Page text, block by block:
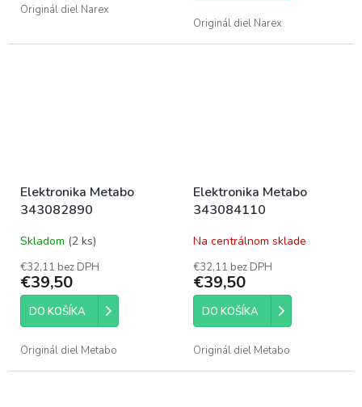
hviezdičiek.
Originál diel Narex
Originál diel Narex
Elektronika Metabo
343082890
Skladom (2 ks)
€32,11 bez DPH
€39,50
DO KOŠÍKA
Originál diel Metabo
Elektronika Metabo
343084110
Na centrálnom sklade
€32,11 bez DPH
€39,50
DO KOŠÍKA
Originál diel Metabo